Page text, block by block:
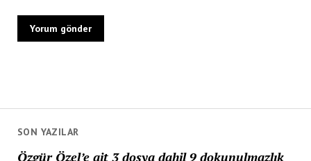
SON YAZILAR
Özgür Özel’e ait 3 dosya dahil 9 dokunulmazlık